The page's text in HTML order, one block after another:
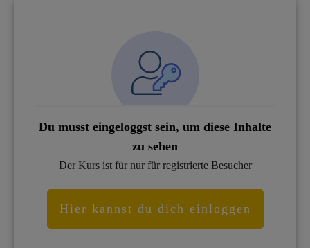
Du musst eingeloggst sein, um diese Inhalte
zu sehen
Der Kurs ist für nur für registrierte Besucher
Hier kannst du dich einloggen